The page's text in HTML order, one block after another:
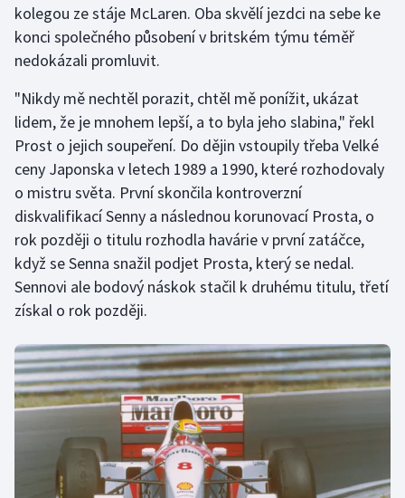
kolegou ze stáje McLaren. Oba skvělí jezdci na sebe ke
konci společného působení v britském týmu téměř
nedokázali promluvit.
"Nikdy mě nechtěl porazit, chtěl mě ponížit, ukázat
lidem, že je mnohem lepší, a to byla jeho slabina," řekl
Prost o jejich soupeření. Do dějin vstoupily třeba Velké
ceny Japonska v letech 1989 a 1990, které rozhodovaly
o mistru světa. První skončila kontroverzní
diskvalifikací Senny a následnou korunovací Prosta, o
rok později o titulu rozhodla havárie v první zatáčce,
když se Senna snažil podjet Prosta, který se nedal.
Sennovi ale bodový náskok stačil k druhému titulu, třetí
získal o rok později.